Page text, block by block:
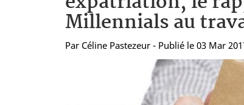
Millennials au
Par Céline Pastezeur - Publié le 03 Mar